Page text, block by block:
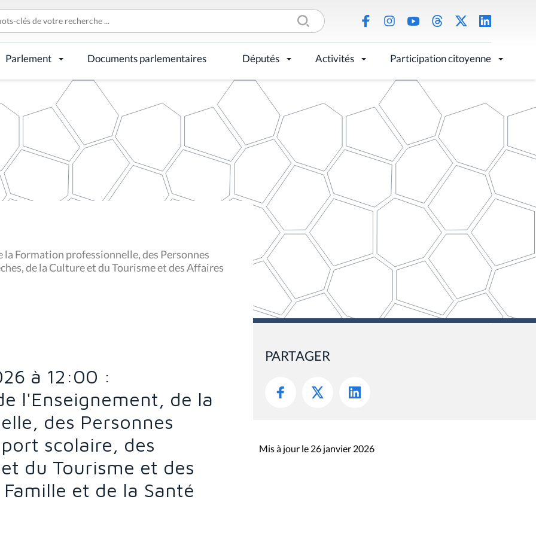
Parlement Documents parlementaires Députés Activités Participation citoyenne
Formation professionnelle, des Personnes
de la Culture et du Tourisme et des Affaires
à 12:00 :
l'Enseignement, de la
des Personnes
scolaire, des
du Tourisme et des
et de la Santé
PARTAGER
Mis à jour le 26 janvier 2026